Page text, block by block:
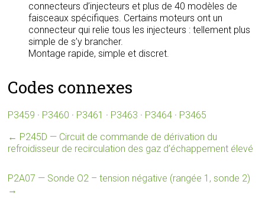
connecteurs d’injecteurs et plus de 40 modèles de
faisceaux spécifiques. Certains moteurs ont un
connecteur qui relie tous les injecteurs : tellement plus
simple de s’y brancher.
Montage rapide, simple et discret.
Codes connexes
P3459 · P3460 · P3461 · P3463 · P3464 · P3465
← P245D — Circuit de commande de dérivation du
refroidisseur de recirculation des gaz d’échappement élevé
P2A07 — Sonde O2 – tension négative (rangée 1, sonde 2)
→